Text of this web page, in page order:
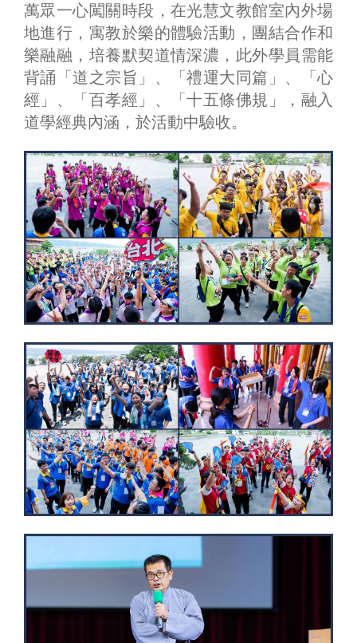
萬眾一心闖關時段，在光慧文教館室內外場
地進行，寓教於樂的體驗活動，團結合作和
樂融融，培養默契道情深濃，此外學員需能
背誦「道之宗旨」、「禮運大同篇」、「心
經」、「百孝經」、「十五條佛規」，融入
道學經典內涵，於活動中驗收。